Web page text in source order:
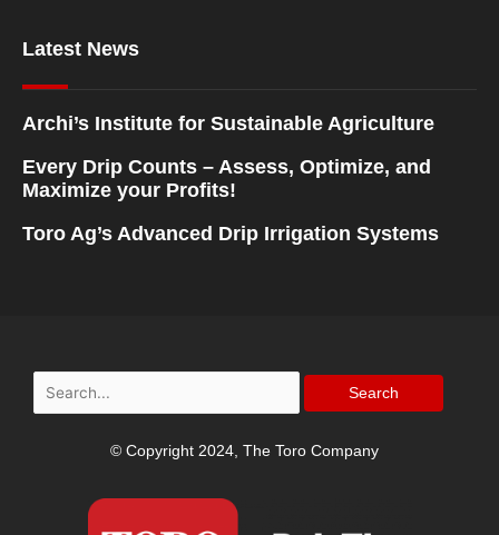
Latest News
Archi’s Institute for Sustainable Agriculture
Every Drip Counts – Assess, Optimize, and
Maximize your Profits!
Toro Ag’s Advanced Drip Irrigation Systems
Search
for:
© Copyright 2024, The Toro Company